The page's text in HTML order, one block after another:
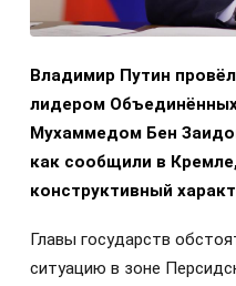
Владимир Путин
лидером
Мухаммедом Бен
как сообщили в
конструктивный
Главы государств
ситуацию в зоне